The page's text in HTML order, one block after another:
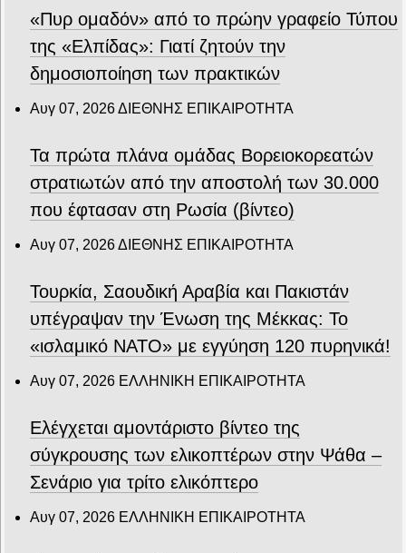
«Πυρ ομαδόν» από το πρώην γραφείο Τύπου
της «Ελπίδας»: Γιατί ζητούν την
δημοσιοποίηση των πρακτικών
Αυγ 07, 2026ΔΙΕΘΝΗΣ ΕΠΙΚΑΙΡΟΤΗΤΑ
Τα πρώτα πλάνα ομάδας Βορειοκορεατών
στρατιωτών από την αποστολή των 30.000
που έφτασαν στη Ρωσία (βίντεο)
Αυγ 07, 2026ΔΙΕΘΝΗΣ ΕΠΙΚΑΙΡΟΤΗΤΑ
Τουρκία, Σαουδική Αραβία και Πακιστάν
υπέγραψαν την Ένωση της Μέκκας: Το
«ισλαμικό ΝΑΤΟ» με εγγύηση 120 πυρηνικά!
Αυγ 07, 2026 ΕΛΛΗΝΙΚΗ ΕΠΙΚΑΙΡΟΤΗΤΑ
Ελέγχεται αμοντάριστο βίντεο της
σύγκρουσης των ελικοπτέρων στην Ψάθα –
Σενάριο για τρίτο ελικόπτερο
Αυγ 07, 2026 ΕΛΛΗΝΙΚΗ ΕΠΙΚΑΙΡΟΤΗΤΑ